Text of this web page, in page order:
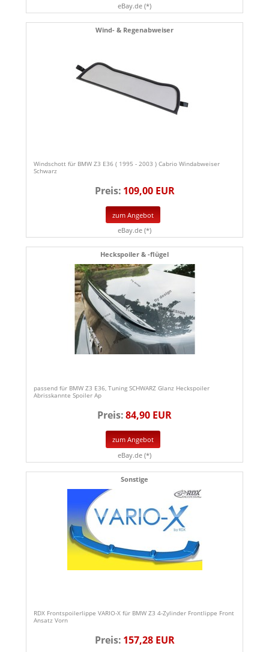
eBay.de (*)
Wind- & Regenabweiser
Windschott für BMW Z3 E36 ( 1995 - 2003 ) Cabrio Windabweiser
Schwarz
Preis: 109,00 EUR
zum Angebot
eBay.de (*)
Heckspoiler & -flügel
passend für BMW Z3 E36, Tuning SCHWARZ Glanz Heckspoiler
Abrisskannte Spoiler Ap
Preis:84,90 EUR
zum Angebot
eBay.de (*)
Sonstige
RDX Frontspoilerlippe VARIO-X für BMW Z3 4-Zylinder Frontlippe Front
Ansatz Vorn
Preis: 157,28 EUR